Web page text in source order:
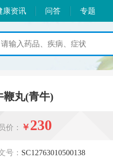
康资讯 问答 专题
鞭丸(青牛)
价： ￥ 230
号： SC12763010500138